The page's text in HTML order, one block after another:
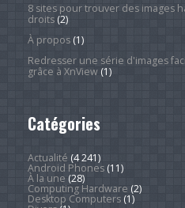
8 sites pour trouver des images
droits(2)
À propos(1)
Redresser une série d'images
grâce à XnView(1)
Catégories
Actualité (4 241)
Android Phones(11)
À la une (28)
Computing Hardware (2)
Desktop Computers(1)